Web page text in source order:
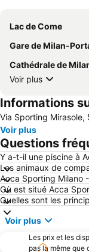
Lac de Come
Gare de Milan-
Cathédrale de
Voir plus
Informations
Via Sporting
Voir plus
Questions
Y a-t-il une piscine à
Les animaux de
Acca Sporting Milano
Où est situé Acca
Quelles sont les
Voir plus
Les prix et les
pas la même que